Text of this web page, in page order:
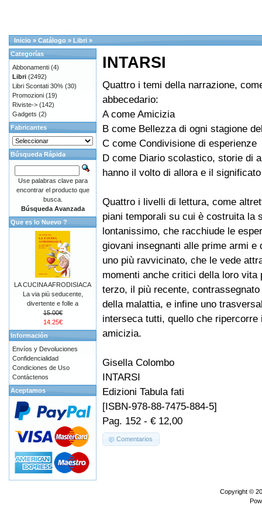
Inicio » Catálogo » Libri »
INTARSI
Quattro i temi della narrazione,
abbecedario:
A come Amicizia
B come Bellezza di ogni stagione
C come Condivisione di esperienze
D come Diario scolastico, storie di
hanno il volto di allora e il
Quattro i livelli di lettura, come
piani temporali su cui è costruita la
lontanissimo, che racchiude le
giovani insegnanti alle prime armi e
uno più ravvicinato, che le vede
momenti anche critici della loro vita
terzo, il più recente,
della malattia, e infine uno
interseca tutti, quello che
amicizia.
Gisella Colombo
INTARSI
Edizioni Tabula fati
[ISBN-978-88-7475-884-5]
Pag. 152 - € 12,00
Comentarios
Categorías
Abbonamenti (4)
Libri (2492)
Libri Scontati 30% (30)
Promozioni (19)
Riviste-> (142)
Gadgets (2)
Fabricantes
Búsqueda Rápida
Use palabras clave para
encontrar el producto que
busca.
Búsqueda Avanzada
Que es lo Nuevo ?
LA CUCINA AFRODISIACA
La via più seducente,
divertente e folle a
15.00€
14.25€
Información
Envíos y Devoluciones
Confidencialidad
Condiciones de Uso
Contáctenos
Aceptamos
Copyright ©